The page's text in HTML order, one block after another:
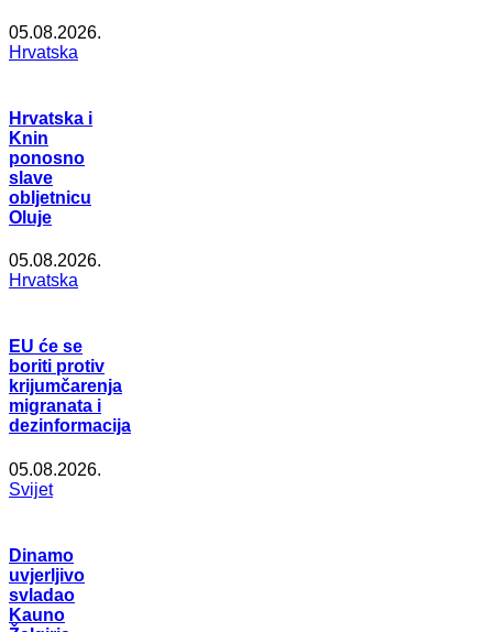
05.08.2026.
Hrvatska
Hrvatska i
Knin
ponosno
slave
obljetnicu
Oluje
05.08.2026.
Hrvatska
EU će se
boriti protiv
krijumčarenja
migranata i
dezinformacija
05.08.2026.
Svijet
Dinamo
uvjerljivo
svladao
Kauno